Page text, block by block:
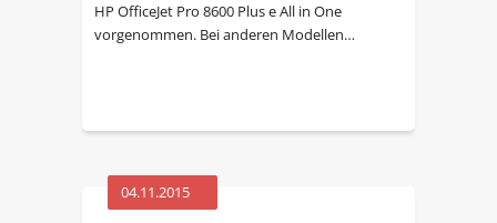
HP OfficeJet Pro 8600 Plus e All in One
vorgenommen. Bei anderen Modellen…
04.11.2015